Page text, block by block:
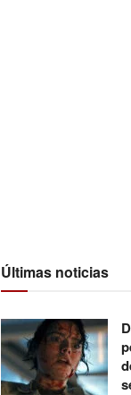
Últimas noticias